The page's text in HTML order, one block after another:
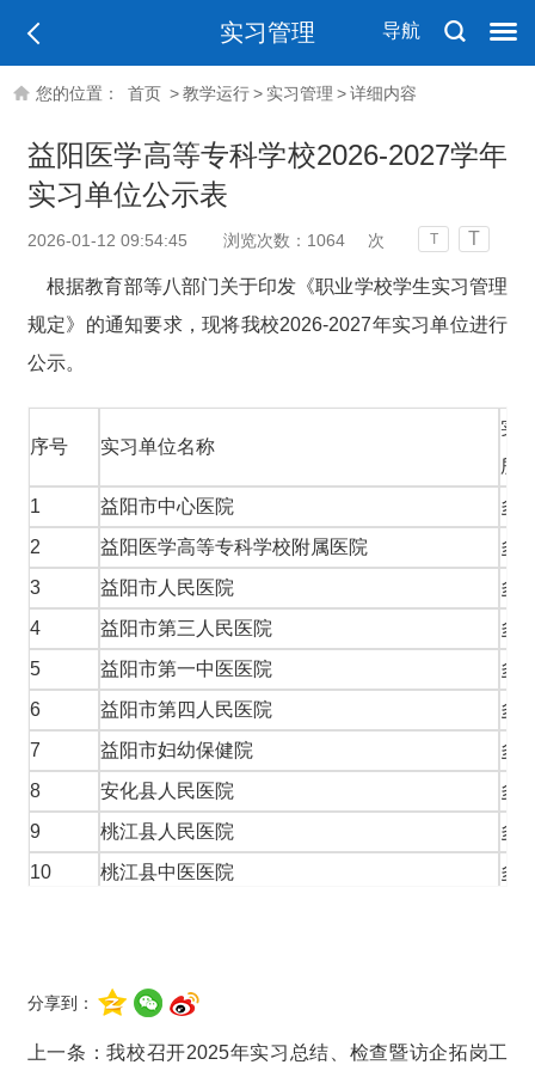
导航
实习管理
您的位置： 首页 >教学运行> 实习管理 >详细内容
益阳医学高等专科学校2026-2027学年
实习单位公示表
2026-01-12 09:54:45 浏览次数： 1064 次 T T
根据教育部等八部门关于印发《职业学校学生实习管理
规定》的通知要求，现将我校2026-2027年实习单位进行
公示。
序号 实习单位名称
实
所
1
益阳市中心医院
多
2
益阳医学高等专科学校附属医院
多
3
益阳市人民医院
多
4
益阳市第三人民医院
多
5
益阳市第一中医医院
多
6
益阳市第四人民医院
多
7
益阳市妇幼保健院
多
8
安化县人民医院
多
9
桃江县人民医院
多
10
桃江县中医医院
多
13
湖南省儿童医院
分享到：
上一条：我校召开2025年实习总结、检查暨访企拓岗工